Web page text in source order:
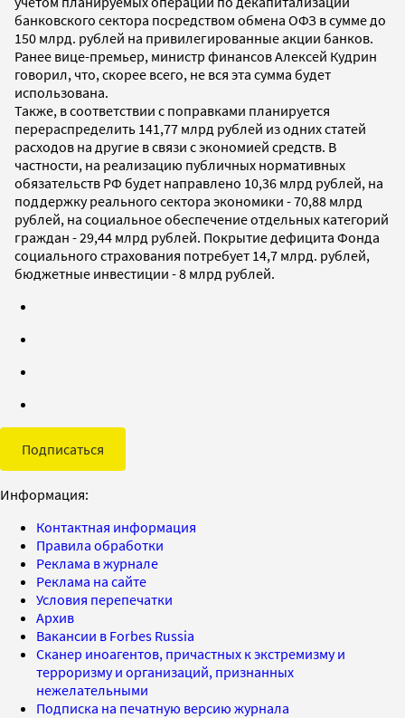
банковского сектора посредством обмена ОФЗ в сумме до
150 млрд. рублей на привилегированные акции банков.
Ранее вице-премьер, министр финансов Алексей Кудрин
говорил, что, скорее всего, не вся эта сумма будет
использована.
Также, в соответствии с поправками планируется
перераспределить 141,77 млрд рублей из одних статей
расходов на другие в связи с экономией средств. В
частности, на реализацию публичных нормативных
обязательств РФ будет направлено 10,36 млрд рублей, на
поддержку реального сектора экономики - 70,88 млрд
рублей, на социальное обеспечение отдельных категорий
граждан - 29,44 млрд рублей. Покрытие дефицита Фонда
социального страхования потребует 14,7 млрд. рублей,
бюджетные инвестиции - 8 млрд рублей.
Подписаться
Информация:
Контактная информация
Правила обработки
Реклама в журнале
Реклама на сайте
Условия перепечатки
Архив
Вакансии в Forbes Russia
Сканер иноагентов, причастных к экстремизму и
терроризму и организаций, признанных
нежелательными
Подписка на печатную версию журнала